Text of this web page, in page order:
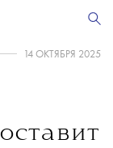
14 ОКТЯБРЯ 2025